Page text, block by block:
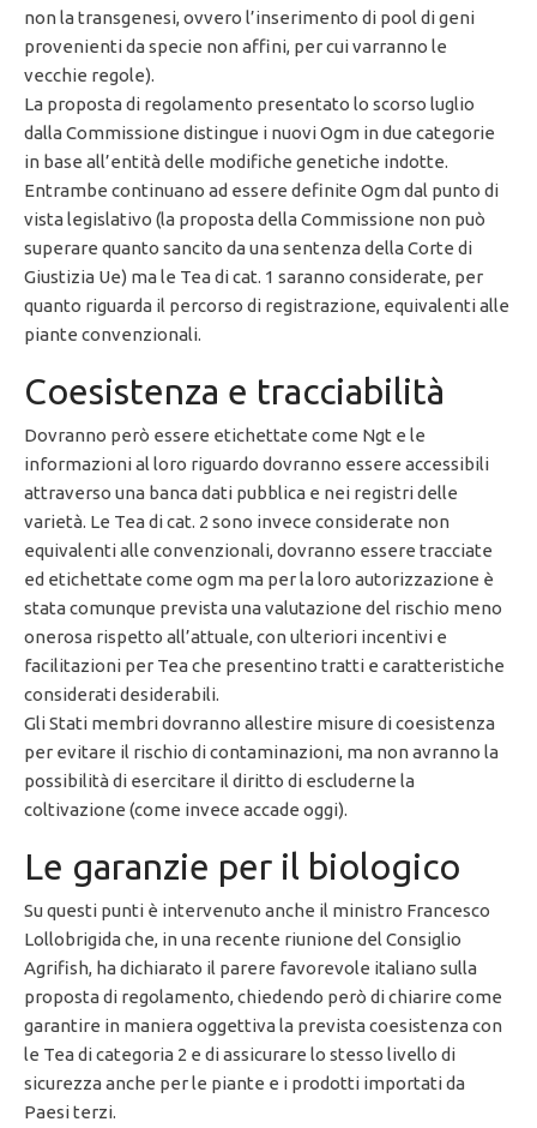
non la transgenesi, ovvero l’inserimento di pool di geni
provenienti da specie non affini, per cui varranno le
vecchie regole).
La proposta di regolamento presentato lo scorso luglio
dalla Commissione distingue i nuovi Ogm in due categorie
in base all’entità delle modifiche genetiche indotte.
Entrambe continuano ad essere definite Ogm dal punto di
vista legislativo (la proposta della Commissione non può
superare quanto sancito da una sentenza della Corte di
Giustizia Ue) ma le Tea di cat. 1 saranno considerate, per
quanto riguarda il percorso di registrazione, equivalenti alle
piante convenzionali.
Coesistenza e tracciabilità
Dovranno però essere etichettate come Ngt e le
informazioni al loro riguardo dovranno essere accessibili
attraverso una banca dati pubblica e nei registri delle
varietà. Le Tea di cat. 2 sono invece considerate non
equivalenti alle convenzionali, dovranno essere tracciate
ed etichettate come ogm ma per la loro autorizzazione è
stata comunque prevista una valutazione del rischio meno
onerosa rispetto all’attuale, con ulteriori incentivi e
facilitazioni per Tea che presentino tratti e caratteristiche
considerati desiderabili.
Gli Stati membri dovranno allestire misure di coesistenza
per evitare il rischio di contaminazioni, ma non avranno la
possibilità di esercitare il diritto di escluderne la
coltivazione (come invece accade oggi).
Le garanzie per il biologico
Su questi punti è intervenuto anche il ministro Francesco
Lollobrigida che, in una recente riunione del Consiglio
Agrifish, ha dichiarato il parere favorevole italiano sulla
proposta di regolamento, chiedendo però di chiarire come
garantire in maniera oggettiva la prevista coesistenza con
le Tea di categoria 2 e di assicurare lo stesso livello di
sicurezza anche per le piante e i prodotti importati da
Paesi terzi.